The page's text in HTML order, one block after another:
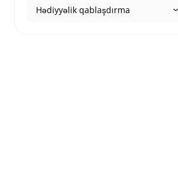
Hədiyyəlik qablaşdırma